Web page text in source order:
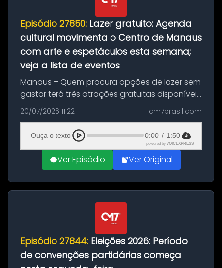
Episódio 27850: Lazer gratuito: Agenda
cultural movimenta o Centro de Manaus
com arte e espetáculos esta semana;
veja a lista de eventos
Manaus – Quem procura opções de lazer sem
gastar terá três atrações gratuitas disponíveis
entre esta segunda-feira (20) e quinta-feira
(23). A programação inclui uma exposição
dedicada à história das ...
20/07/2026 11:22 cm7brasil.com
Ouça o texto 0:00 / 1:50
powered by VOICEXPRESS
Ver Episódio Ver Original
Episódio 27844: Eleições 2026: Período
de convenções partidárias começa